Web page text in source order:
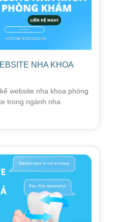
NHA KHOA
website nha khoa phòng
trong ngành nha